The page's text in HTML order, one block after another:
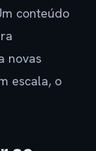
conteúdo
novas
escala, o